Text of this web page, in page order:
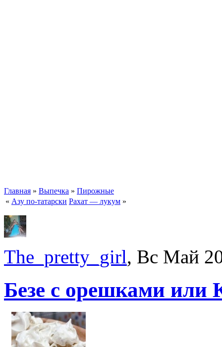
Главная » Выпечка » Пирожные
« Азу по-татарски Рахат — лукум »
The_pretty_girl, Вс Май
Безе с орешками или